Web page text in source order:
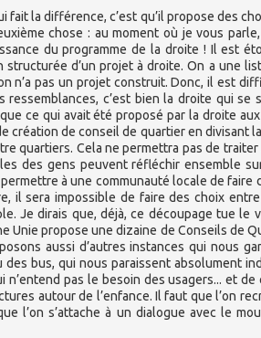
fait la différence, c’est qu’il propose des
chose : au moment où je vous
du programme de la droite ! Il est
structurée d’un projet à droite. On a une
n’a pas un projet construit. Donc, il est
ressemblances, c’est bien la droite qui
ce qui avait été proposé par la droite
création de conseil de quartier en divisant
quartiers. Cela ne permettra pas de
des gens peuvent réfléchir ensemble
à une communauté locale de
il sera impossible de faire des choix
Je dirais que, déjà, ce découpage tue le
Unie propose une dizaine de Conseils de
aussi d’autres instances qui nous
des bus, qui nous paraissent absolument
n’entend pas le besoin des usagers... et
autour de l’enfance. Il faut que l’on
l’on s’attache à un dialogue avec le